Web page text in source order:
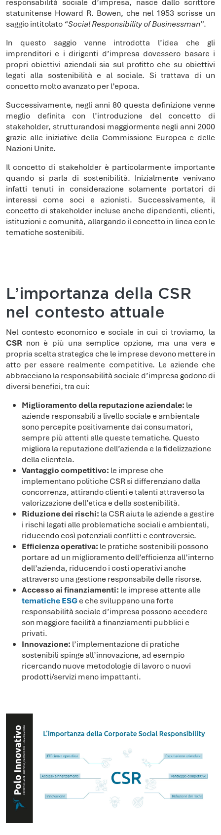
statunitense Howard R. Bowen, che nel 1953 scrisse un
saggio intitolato“Social Responsibility of Businessman”.
In questo saggio venne introdotta l’idea che gli
imprenditori e i dirigenti d’impresa dovessero basare i
propri obiettivi aziendali sia sul profitto che su obiettivi
legati alla sostenibilità e al sociale. Si trattava di un
concetto molto avanzato per l’epoca.
Successivamente, negli anni 80 questa definizione venne
meglio definita con l’introduzione del concetto di
stakeholder, strutturandosi maggiormente negli anni 2000
grazie alle iniziative della Commissione Europea e delle
Nazioni Unite.
Il concetto di stakeholder è particolarmente importante
quando si parla di sostenibilità. Inizialmente venivano
infatti tenuti in considerazione solamente portatori di
interessi come soci e azionisti. Successivamente, il
concetto di stakeholder incluse anche dipendenti, clienti,
istituzioni e comunità, allargando il concetto in linea con le
tematiche sostenibili.
L’importanza della CSR
nel contesto attuale
Nel contesto economico e sociale in cui ci troviamo, la
CSR non è più una semplice opzione, ma una vera e
propria scelta strategica che le imprese devono mettere in
atto per essere realmente competitive. Le aziende che
abbracciano la responsabilità sociale d’impresa godono di
diversi benefici, tra cui:
Miglioramento della reputazione aziendale: le
aziende responsabili a livello sociale e ambientale
sono percepite positivamente dai consumatori,
sempre più attenti alle queste tematiche. Questo
migliora la reputazione dell’azienda e la fidelizzazione
della clientela.
Vantaggio competitivo: le imprese che
implementano politiche CSR si differenziano dalla
concorrenza, attirando clienti e talenti attraverso la
valorizzazione dell’etica e della sostenibilità.
Riduzione dei rischi: la CSR aiuta le aziende a gestire
i rischi legati alle problematiche sociali e ambientali,
riducendo così potenziali conflitti e controversie.
Efficienza operativa: le pratiche sostenibili possono
portare ad un miglioramento dell’efficienza all’interno
dell’azienda, riducendo i costi operativi anche
attraverso una gestione responsabile delle risorse.
Accesso ai finanziamenti: le imprese attente alle
tematiche ESGe che sviluppano una forte
responsabilità sociale d’impresa possono accedere
son maggiore facilità a finanziamenti pubblici e
privati.
Innovazione: l’implementazione di pratiche
sostenibili spinge all’innovazione, ad esempio
ricercando nuove metodologie di lavoro o nuovi
prodotti/servizi meno impattanti.